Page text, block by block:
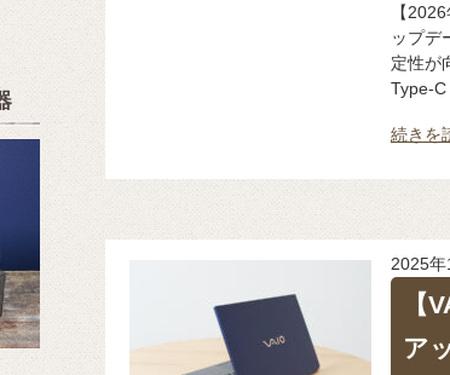
【
ップデ
定性が
Type-
続きを
2025年
【
ア